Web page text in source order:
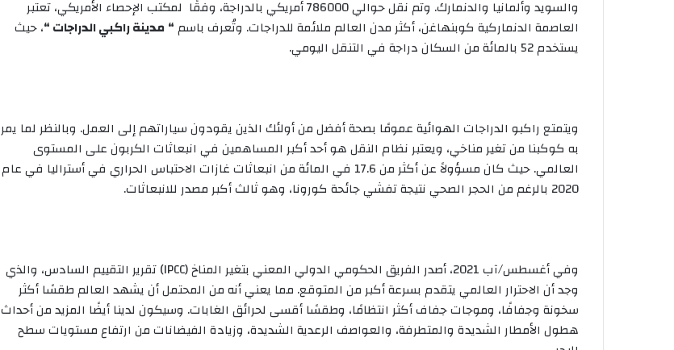
والسويد وألمانيا والدنمارك. وتم نقل حوالي 786000 أمريكي بالدراجة، وفقًا لمكتب الإحصاء الأمريكي، تعتبر
العاصمة الدنماركية كوبنهاغن، أكثر مدن العالم ملائمة للدراجات. وتُعرف باسم“مدينة راكبي الدراجات“، حيث
يستخدم 52 بالمائة من السكان دراجة في التنقل اليومي.
ويتمتع راكبو الدراجات الهوائية عمومًا بصحة أفضل من أولئك الذين يقودون سياراتهم إلى العمل. وبالنظر لما يمر
به كوكبنا من تغير مناخي، ويعتبر نظام النقل هو أحد أكبر المساهمين في انبعاثات الكربون على المستوى
العالمي. حيث كان مسؤولاً عن أكثر من 17.6 في المائة من انبعاثات غازات الاحتباس الحراري في أستراليا في عام
2020 بالرغم من الحجر الصحي نتيجة تفشي جائحة كورونا، وهو ثالث أكبر مصدر للانبعاثات.
وفي أغسطس/آب 2021، أصدر الفريق الحكومي الدولي المعني بتغير المناخ (IPCC) تقرير التقييم السادس، والذي
وجد أن الاحترار العالمي يتقدم بسرعة أكبر من المتوقع. مما يعني أنه من المحتمل أن يشهد العالم طقسًا أكثر
سخونة وجفافًا، وموجات جفاف أكثر انتظامًا، وطقسًا أقسى لحرائق الغابات. وسيكون لدينا أيضًا المزيد من أحداث
هطول الأمطار الشديدة والمتطرفة، والعواصف الرعدية الشديدة، وزيادة الفيضانات من ارتفاع مستويات سطح